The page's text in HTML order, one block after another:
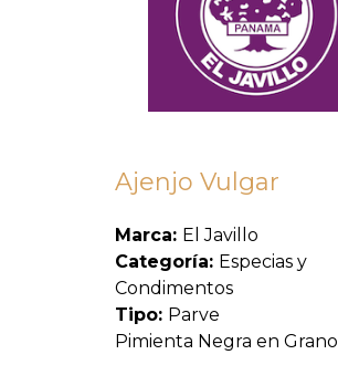
Ajenjo Vulgar
Marca: El Javillo
Categoría: Especias y
Condimentos
Tipo: Parve
Pimienta Negra en Grano